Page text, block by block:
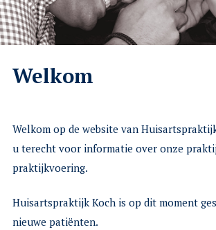
Welkom
Welkom op de website van
u terecht voor informatie over onze
praktijkvoering.
Huisartspraktijk Koch is op dit moment
nieuwe patiënten.